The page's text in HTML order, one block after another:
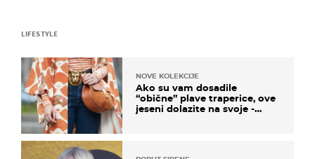
LIFESTYLE
NOVE KOLEKCIJE
Ako su vam dosadile
“obične” plave traperice, ove
jeseni dolazite na svoje -